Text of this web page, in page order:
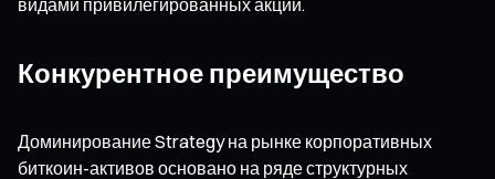
Конкурентное преимущество
Доминирование Strategy на рынке корпоративных
биткоин-активов основано на ряде структурных